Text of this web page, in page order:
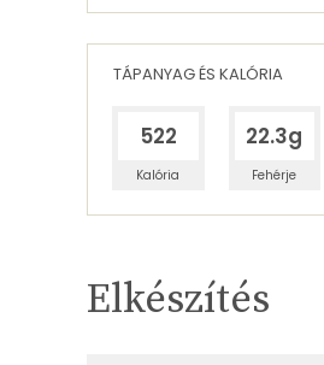
TÁPANYAG ÉS KALÓRIA
522
Kalória
22.3g
Fehérje
TÁPANYAGTARTALOM
Elkészítés